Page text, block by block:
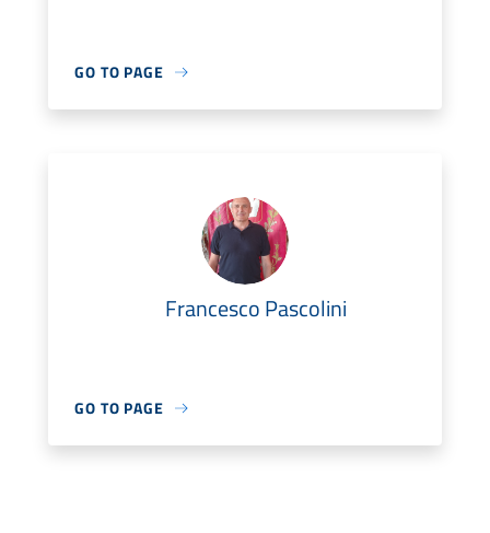
GO TO PAGE
Francesco Pascolini
GO TO PAGE